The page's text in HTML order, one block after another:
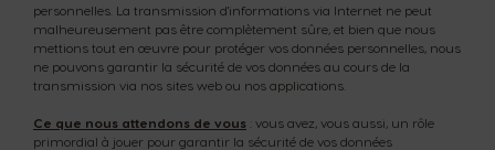
personnelles. La transmission d'informations via Internet ne peut
malheureusement pas être complètement sûre, et bien que nous
mettions tout en œuvre pour protéger vos données personnelles, nous
ne pouvons garantir la sécurité de vos données au cours de la
transmission via nos sites web ou nos applications.
Ce que nous attendons de vous : vous avez, vous aussi, un rôle
primordial à jouer pour garantir la sécurité de vos données